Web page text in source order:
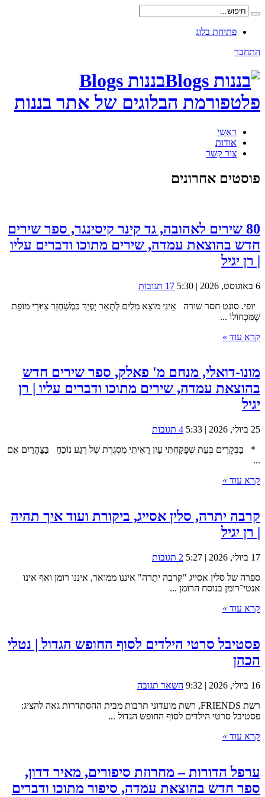
פתיחת בלוג
התחבר
בננות Blogs
פלטפורמת הבלוגים של אתר בננות
ראשי
אודות
צור קשר
פוסטים אחרונים
80 שירים לאהובה, גד קינר קיסינגר, ספר שירים
חדש בהוצאת עמדה, שירים מתוכו ודברים עליו
| רן יגיל
6 באוגוסט, 2026 | 5:30
17 תגובות
יופי. סונט חסר שורה אֵינִי מוֹצֵא מִלִּים לְתָאֵר יָפְיֵךְ כִּמְשַׁחְזֵר צִיּוּרֵי מוֹפֵת
שֶׁמִּכְחוֹלוֹ ...
קרא עוד »
מונו-דואלי, מנחם מ' פאלק, ספר שירים חדש
בהוצאת עמדה, שירים מתוכו ודברים עליו | רן
יגיל
25 ביולי, 2026 | 5:33
4 תגובות
* בַּבְּקָרִים בְּעֵת שֶׁפָּקַחְתִּי עַיִן רָאִיתִי מִסְגֶּרֶת שֶׁל רֶגַע נוֹכֵחַ בַּצָּהֳרַיִם אִם
...
קרא עוד »
קרבה יתרה, סלין אסייג, ביקורת ועוד איך תהיה
| רן יגיל
17 ביולי, 2026 | 5:27
2 תגובות
ספרה של סלין אסייג "קִרבה יתֵרה" איננו ממואר, איננו רומן ואף אינו
אנטי־רומן בנוסח הרומן ...
קרא עוד »
פסטיבל סרטי הילדים לסוף החופש הגדול | נטלי
הכהן
16 ביולי, 2026 | 9:32
השאר תגובה
רשת FRIENDS, רשת מועדוני תרבות מבית ההסתדרות גאה להציג:
פסטיבל סרטי הילדים לסוף החופש הגדול ...
קרא עוד »
ערפל הדורות – מחרוזת סיפורים, מאיר דדון,
ספר חדש בהוצאת עמדה, סיפור מתוכו ודברים